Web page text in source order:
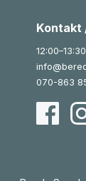
Kontakt
070-863